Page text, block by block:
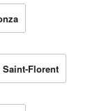
Saint-Florent